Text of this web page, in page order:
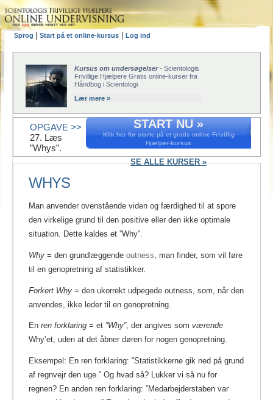
Sprog Start på et online-kursus Log ind
Kursus om undersøgelser- Scientologis
Frivillige Hjælpere Gratis online-kurser fra
Håndbog i Scientologi
Lær mere »
START NU »
Klik her for starte på et gratis online Frivillig
Hjælper-kursus
SE ALLE KURSER »
OPGAVE >>
27. Læs
”Whys”.
WHYS
Man anvender ovenstående viden og færdighed til at spore
den virkelige grund til den positive eller den ikke optimale
situation. Dette kaldes et ”Why”.
Why = den grundlæggende outness , man finder, som vil føre
til en genopretning af statistikker.
Forkert Why = den ukorrekt udpegede outness, som, når den
anvendes, ikke leder til en genopretning.
En ren forklaring = et ”Why”, der angives som værende
Why’et, uden at det åbner døren for nogen genopretning.
Eksempel: En ren forklaring: ”Statistikkerne gik ned på grund
af regnvejr den uge.” Og hvad så? Lukker vi så nu for
regnen? En anden ren forklaring: ”Medarbejderstaben var